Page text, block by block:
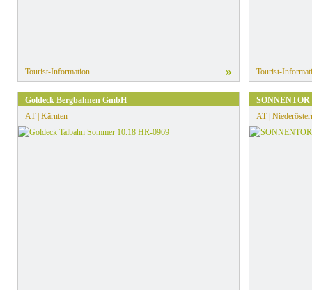
Tourist-Information » Tourist-
Goldeck Bergbahnen GmbH
AT | Kärnten
SONNENTOR
AT |